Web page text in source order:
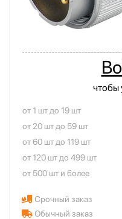
чтобы
от 1 шт до 19 шт
от 20 шт до 59 шт
от 60 шт до 119 шт
от 120 шт до 499 шт
от 500 шт и более
Срочный заказ
Обычный заказ